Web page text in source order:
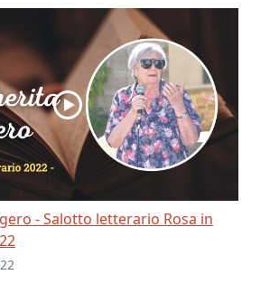
- Salotto letterario Rosa in